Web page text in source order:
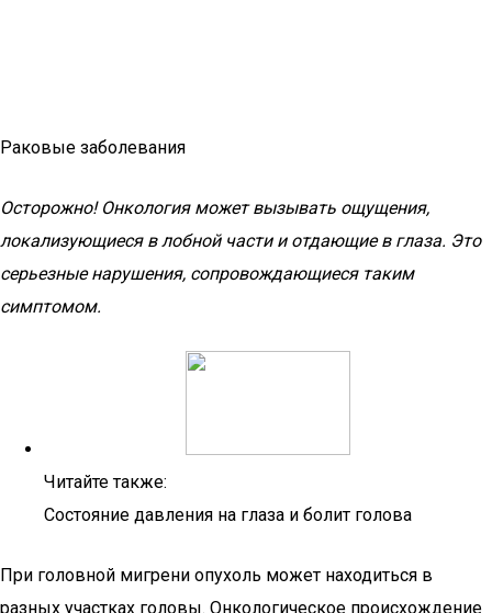
Раковые заболевания
Осторожно! Онкология может вызывать ощущения,
локализующиеся в лобной части и отдающие в глаза. Это
серьезные нарушения, сопровождающиеся таким
симптомом.
Читайте также:
Состояние давления на глаза и болит голова
При головной мигрени опухоль может находиться в
разных участках головы. Онкологическое происхождение